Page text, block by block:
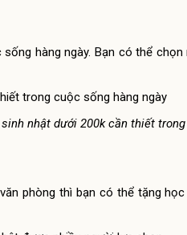
hàng ngày. Bạn có thể
nhật dưới 200k cần thiết
phòng thì bạn có thể tặng